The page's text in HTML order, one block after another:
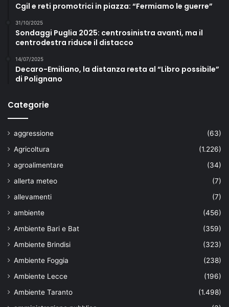
Cgil e reti promotrici in piazza: “Fermiamo le guerre”
31/10/2025
Sondaggi Puglia 2025: centrosinistra avanti, ma il
centrodestra riduce il distacco
14/07/2025
Decaro-Emiliano, la distanza resta al “Libro possibile”
di Polignano
Categorie
aggressione
(63)
Agricoltura
(1.226)
agroalimentare
(34)
allerta meteo
(7)
allevamenti
(7)
ambiente
(456)
Ambiente Bari e Bat
(359)
Ambiente Brindisi
(323)
Ambiente Foggia
(238)
Ambiente Lecce
(196)
Ambiente Taranto
(1.498)